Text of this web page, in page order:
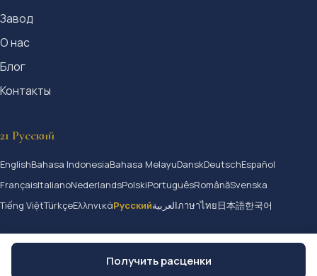
Получить расценки
Завод
О нас
Блог
Контакты
21 Русский
EnglishBahasa IndonesiaBahasa MelayuDanskDeutschEspañol
FrançaisItalianoNederlandsPolskiPortuguêsRomânăSvenska
Tiếng ViệtTürkçeΕλληνικάРусскийالعربيةภาษาไทย日本語한국어
© 2026 Jangmijewelry